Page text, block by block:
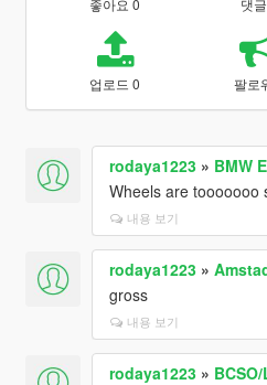
업로드 0 팔로
rodaya1223» BMW
Wheels are tooooooo
내용 보기
rodaya1223»
gross
내용 보기
rodaya1223»